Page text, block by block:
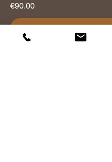
Prix
€90.00
Ajouter au panier